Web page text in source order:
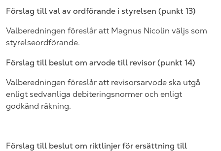
Förslag till val av ordförande i styrelsen (punkt 13)
Valberedningen föreslår att Magnus Nicolin väljs som
styrelseordförande.
Förslag till beslut om arvode till revisor (punkt 14)
Valberedningen föreslår att revisorsarvode ska utgå
enligt sedvanliga debiteringsnormer och enligt
godkänd räkning.
Förslag till beslut om riktlinjer för ersättning till